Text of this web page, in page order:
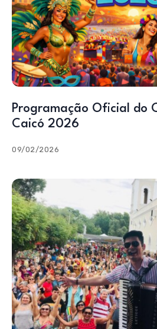
Programação Oficial do
Caicó 2026
09/02/2026